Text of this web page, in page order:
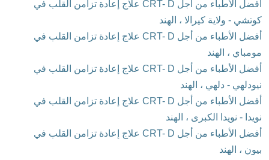
أفضل الأطباء من أجل CRT- D علاج إعادة تزامن القلب في
كوتشي - ولاية كيرالا ، الهند
أفضل الأطباء من أجل CRT- D علاج إعادة تزامن القلب في
مومباي ، الهند
أفضل الأطباء من أجل CRT- D علاج إعادة تزامن القلب في
نيودلهي - دلهي ، الهند
أفضل الأطباء من أجل CRT- D علاج إعادة تزامن القلب في
نويدا - نويدا الكبرى ، الهند
أفضل الأطباء من أجل CRT- D علاج إعادة تزامن القلب في
بيون ، الهند